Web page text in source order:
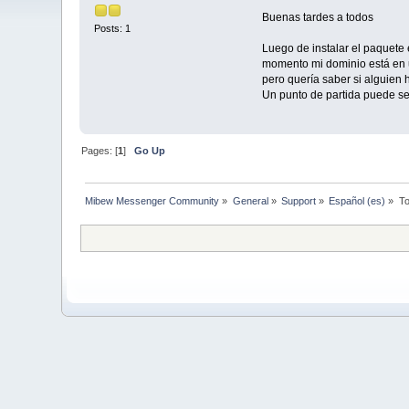
Posts: 1
Buenas tardes a todos
Luego de instalar el
momento mi dominio está
pero quería saber si alguien
Un punto de partida puede
Pages: [1]Go Up
Mibew Messenger Community » General» Support » Español (es) »